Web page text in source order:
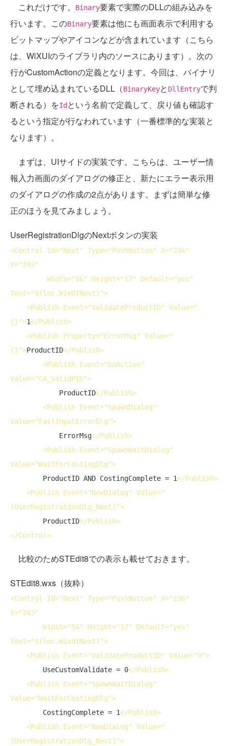
これだけです。 Binary要素で実際のDLLの組み込みを
行います。このBinary要素は他にも画面表示で利用する
ビットマップやアイコンなどが含まれています（こちら
は、WiXUIのライブラリ内のソースにあります）。次の
行がCustomActionの定義となります。今回は、バイナリ
として埋め込まれているDLL（BinaryKeyと DllEntryで判
断される）をId という名前で定義して、戻り値も確認す
るという指定が行なわれています（一番標準的な実装と
なります）。
まずは、UIサイドの実装です。こちらは、ユーザー情
報入力画面のダイアログの修正と、新たにエラー表示用
のダイアログの作成の2点があります。まずは簡単な修
正のほうを見てみましょう。
UserRegistrationDlgのNextボタンの実装
<Control Id="Next" Type="PushButton" X
Y="243"
Width="56" Height="17" Default
Text="$(loc.WixUINext)">
<Publish Event="ValidateProductID" Value="
{}">1</Publish>
<Publish Property="ErrorMsg" Value="
{}">ProductID</Publish>
<Publish Event
Value="CA_ValidPID">
            ProductID
</Publish>
<Publish Event
Value="FailInputErrorDlg">
            ErrorMsg
</Publish>
<Publish Event
Value="WaitForCostingDlg">
        ProductID AND CostingComplete = 1
</Publish>
<Publish Event="NewDialog" Value="
[UserRegistrationDlg_Next]">
        ProductID
</Publish>
</Control>
比較のためSTEdit8での表示も載せておきます。
STEdit8.wxs（抜粋）
<Control Id="Next" Type="PushButton" X
Y="243"
Width="56" Height="17" Default
Text="$(loc.WixUINext)">
<Publish Event="ValidateProductID" Value="0">
        UseCustomValidate = 0
</Publish>
<Publish Event
Value="WaitForCostingDlg">
        CostingComplete = 1
</Publish>
<Publish Event="NewDialog" Value="
[UserRegistrationDlg_Next]">